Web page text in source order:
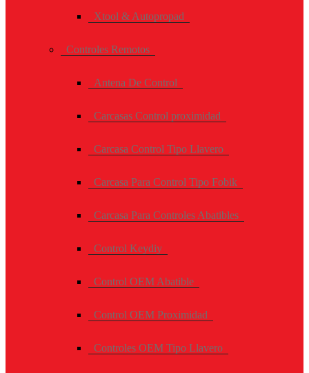
Xtool & Autopropad
Controles Remotos
Antena De Control
Carcasas Control proximidad
Carcasa Control Tipo Llavero
Carcasa Para Control Tipo Fobik
Carcasa Para Controles Abatibles
Control Keydiy
Control OEM Abatible
Control OEM Proximidad
Controles OEM Tipo Llavero